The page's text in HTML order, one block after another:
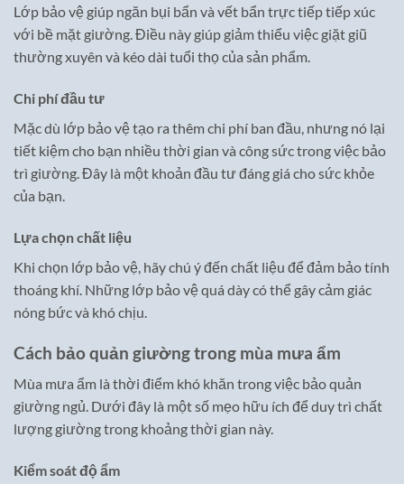
Lớp bảo vệ giúp ngăn bụi bẩn và vết bẩn trực tiếp tiếp xúc
với bề mặt giường. Điều này giúp giảm thiểu việc giặt giũ
thường xuyên và kéo dài tuổi thọ của sản phẩm.
Chi phí đầu tư
Mặc dù lớp bảo vệ tạo ra thêm chi phí ban đầu, nhưng nó lại
tiết kiệm cho bạn nhiều thời gian và công sức trong việc bảo
trì giường. Đây là một khoản đầu tư đáng giá cho sức khỏe
của bạn.
Lựa chọn chất liệu
Khi chọn lớp bảo vệ, hãy chú ý đến chất liệu để đảm bảo tính
thoáng khí. Những lớp bảo vệ quá dày có thể gây cảm giác
nóng bức và khó chịu.
Cách bảo quản giường trong mùa mưa ẩm
Mùa mưa ẩm là thời điểm khó khăn trong việc bảo quản
giường ngủ. Dưới đây là một số mẹo hữu ích để duy trì chất
lượng giường trong khoảng thời gian này.
Kiểm soát độ ẩm